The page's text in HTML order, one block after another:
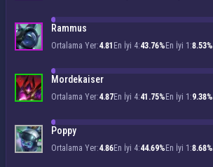
Rammus
Ortalama Yer:4.81 En İyi 4:43.76% En İyi 1:8.53%
Mordekaiser
Ortalama Yer:4.87En İyi 4:41.75% En İyi 1:9.38%
Poppy
Ortalama Yer:4.86En İyi 4:44.69% En İyi 1:8.68%